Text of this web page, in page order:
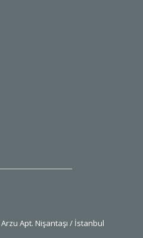
Apt. Nişantaşı / İstanbul